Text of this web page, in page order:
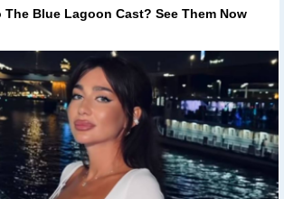
The Blue Lagoon Cast? See Them Now